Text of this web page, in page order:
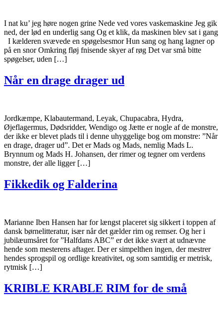
I nat ku’ jeg høre nogen grine Nede ved vores vaskemaskine Jeg gik
ned, der lød en underlig sang Og et klik, da maskinen blev sat i gang
I kælderen svævede en spøgelsesmor Hun sang og hang lagner op
på en snor Omkring fløj fnisende skyer af røg Det var små bitte
spøgelser, uden […]
Når en drage drager ud
Jordkæmpe, Klabautermand, Leyak, Chupacabra, Hydra,
Øjeflagermus, Dødsridder, Wendigo og Jætte er nogle af de monstre,
der ikke er blevet plads til i denne uhyggelige bog om monstre: ”Når
en drage, drager ud”. Det er Mads og Mads, nemlig Mads L.
Brynnum og Mads H. Johansen, der rimer og tegner om verdens
monstre, der alle ligger […]
Fikkedik og Falderina
Marianne Iben Hansen har for længst placeret sig sikkert i toppen af
dansk børnelitteratur, især når det gælder rim og remser. Og her i
jubilæumsåret for ”Halfdans ABC” er det ikke svært at udnævne
hende som mesterens aftager. Der er simpelthen ingen, der mestrer
hendes sprogspil og ordlige kreativitet, og som samtidig er metrisk,
rytmisk […]
KRIBLE KRABLE RIM for de små